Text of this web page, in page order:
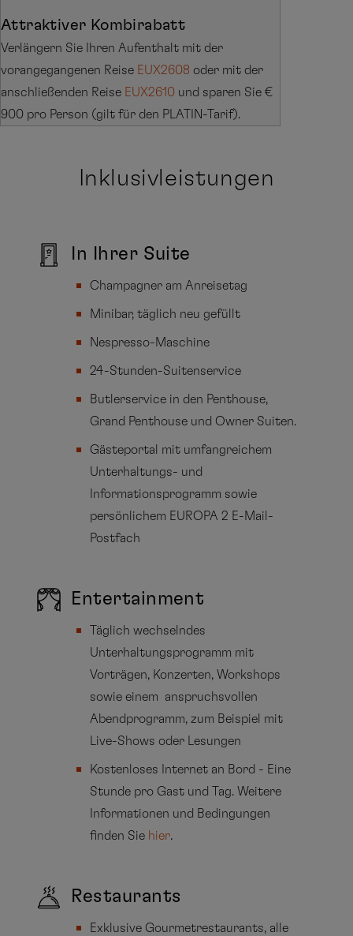
Attraktiver Kombirabatt
Verlängern Sie Ihren Aufenthalt mit der
vorangegangenen Reise EUX2608 oder mit der
anschließenden Reise EUX2610 und sparen Sie €
900 pro Person (gilt für den PLATIN-Tarif).
Inklusivleistungen
In Ihrer Suite
Champagner am Anreisetag
Minibar, täglich neu gefüllt
Nespresso-Maschine
24-Stunden-Suitenservice
Butlerservice in den Penthouse,
Grand Penthouse und Owner Suiten.
Gästeportal mit umfangreichem
Unterhaltungs- und
Informationsprogramm sowie
persönlichem EUROPA 2 E-Mail-
Postfach
Entertainment
Täglich wechselndes
Unterhaltungsprogramm mit
Vorträgen, Konzerten, Workshops
sowie einem anspruchsvollen
Abendprogramm, zum Beispiel mit
Live-Shows oder Lesungen
Kostenloses Internet an Bord - Eine
Stunde pro Gast und Tag. Weitere
Informationen und Bedingungen
finden Sie hier.
Restaurants
Exklusive Gourmetrestaurants, alle